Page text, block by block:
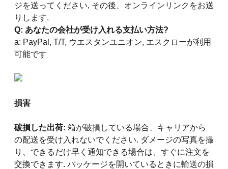
ジを送ってください, その後、オンラインリンクをお送
りします.
Q: あなたの会社が受け入れる支払い方法?
a: PayPal, T/T, ウエスタンユニオン, エスクローが利用
可能です
損害
破損した出荷: 箱が破損している場合、キャリアから
の配送を受け入れないでください. ダメージの写真を撮
り、できるだけ早く通知できる場合は、すぐに注文を
交換できます. パッケージを開いているときに輸送の損